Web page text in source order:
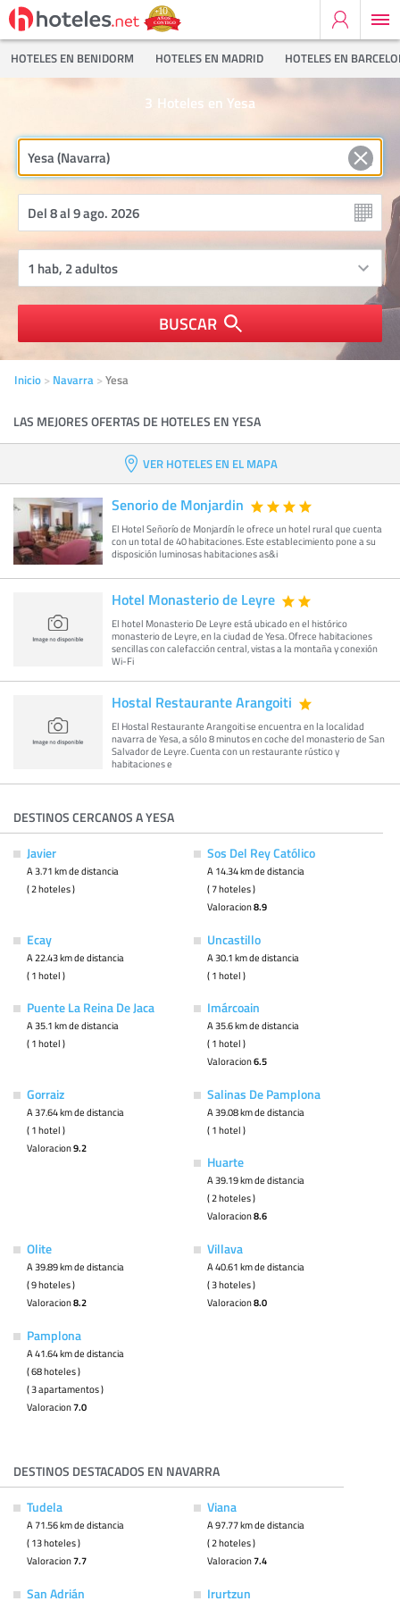
HOTELES EN BENIDORM HOTELES EN MADRID HOTELES EN
Hoteles en Yesa
3
BUSCAR
Inicio Navarra Yesa
LAS MEJORES OFERTAS DE HOTELES EN YESA
VER HOTELES EN EL MAPA
Senorio de Monjardin
El Hotel Señorío de Monjardín le ofrece un hotel rural que cuenta
con un total de 40 habitaciones. Este establecimiento pone a su
disposición luminosas habitaciones as&i
Hotel Monasterio de Leyre
El hotel Monasterio De Leyre está ubicado en el histórico
monasterio de Leyre, en la ciudad de Yesa. Ofrece habitaciones
sencillas con calefacción central, vistas a la montaña y conexión
Wi-Fi
Hostal Restaurante Arangoiti
El Hostal Restaurante Arangoiti se encuentra en la localidad
navarra de Yesa, a sólo 8 minutos en coche del monasterio de San
Salvador de Leyre. Cuenta con un restaurante rústico y
habitaciones e
DESTINOS CERCANOS A YESA
Javier
A 3.71 km de distancia
( 2 hoteles )
Sos Del Rey Católico
A 14.34 km de distancia
( 7 hoteles )
Valoracion8.9
Ecay
A 22.43 km de distancia
( 1 hotel )
Uncastillo
A 30.1 km de distancia
( 1 hotel )
Puente La Reina De Jaca
A 35.1 km de distancia
( 1 hotel )
Imárcoain
A 35.6 km de distancia
( 1 hotel )
Valoracion6.5
Gorraiz
A 37.64 km de distancia
( 1 hotel )
Valoracion9.2
Salinas De Pamplona
A 39.08 km de distancia
( 1 hotel )
Huarte
A 39.19 km de distancia
( 2 hoteles )
Valoracion8.6
Olite
A 39.89 km de distancia
( 9 hoteles )
Valoracion8.2
Villava
A 40.61 km de distancia
( 3 hoteles )
Valoracion8.0
Pamplona
A 41.64 km de distancia
( 68 hoteles )
( 3 apartamentos )
Valoracion7.0
DESTINOS DESTACADOS EN NAVARRA
Tudela
A 71.56 km de distancia
( 13 hoteles )
Valoracion7.7
Viana
A 97.77 km de distancia
( 2 hoteles )
Valoracion7.4
San Adrián Irurtzun